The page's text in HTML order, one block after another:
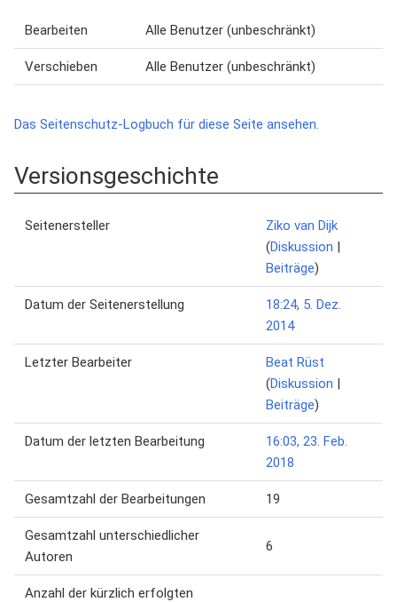
Bearbeiten Alle Benutzer (unbeschränkt)
Verschieben Alle Benutzer (unbeschränkt)
Das Seitenschutz-Logbuch für diese Seite ansehen.
Versionsgeschichte
Seitenersteller
Ziko van Dijk
(Diskussion |
Beiträge)
Datum der Seitenerstellung
18:24, 5. Dez.
2014
Letzter Bearbeiter
Beat Rüst
(Diskussion |
Beiträge)
Datum der letzten Bearbeitung
16:03, 23. Feb.
2018
Gesamtzahl der Bearbeitungen 19
Gesamtzahl unterschiedlicher
Autoren
6
Anzahl der kürzlich erfolgten